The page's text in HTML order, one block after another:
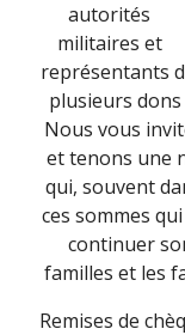
autorités
militaires et
représentants
plusieurs
Nous vous
et tenons une
qui, souvent
ces sommes
continuer
familles et les
Remises de